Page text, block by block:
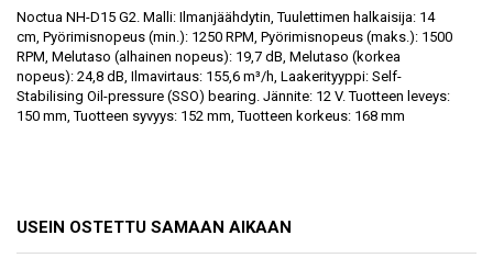
Noctua NH-D15 G2. Malli: Ilmanjäähdytin, Tuulettimen halkaisija: 14
cm, Pyörimisnopeus (min.): 1250 RPM, Pyörimisnopeus (maks.): 1500
RPM, Melutaso (alhainen nopeus): 19,7 dB, Melutaso (korkea
nopeus): 24,8 dB, Ilmavirtaus: 155,6 m³/h, Laakerityyppi: Self-
Stabilising Oil-pressure (SSO) bearing. Jännite: 12 V. Tuotteen leveys:
150 mm, Tuotteen syvyys: 152 mm, Tuotteen korkeus: 168 mm
USEIN OSTETTU SAMAAN AIKAAN